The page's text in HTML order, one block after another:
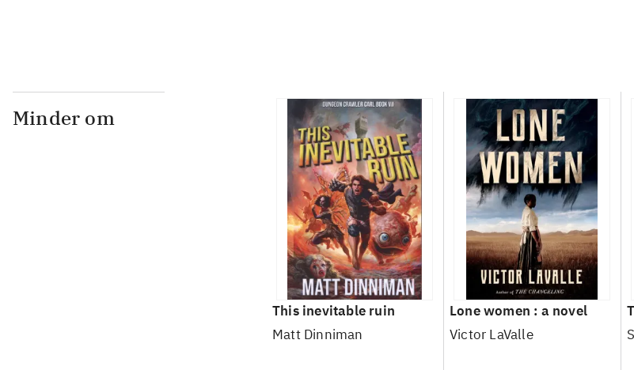
Minder om
This inevitable ruin
Matt Dinniman
Lone women : a novel
Victor LaValle